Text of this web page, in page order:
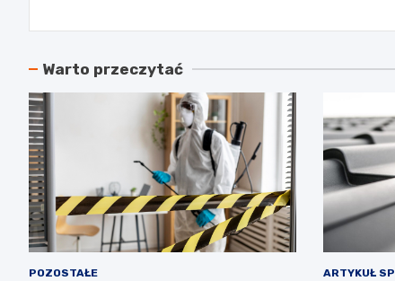
Warto przeczytać
POZOSTAŁE ARTYKUŁ